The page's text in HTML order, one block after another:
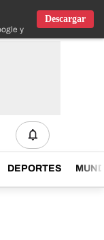
y IOS
Descargar
DEPORTES